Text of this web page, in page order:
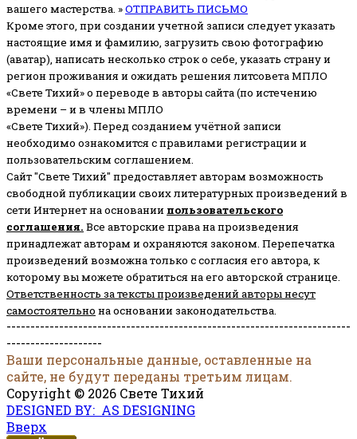
вашего мастерства. »ОТПРАВИТЬ ПИСЬМО
Кроме этого, при создании учетной записи следует указать
настоящие имя и фамилию, загрузить свою фотографию
(аватар), написать несколько строк о себе, указать страну и
регион проживания и ожидать решения литсовета МПЛО
«Свете Тихий» о переводе в авторы сайта (по истечению
времени – и в члены МПЛО
«Свете Тихий»). Перед созданием учётной записи
необходимо ознакомится с правилами регистрации и
пользовательским соглашением.
Сайт "Свете Тихий" предоставляет авторам возможность
свободной публикации своих литературных произведений в
сети Интернет на основании пользовательского
соглашения. Все авторские права на произведения
принадлежат авторам и охраняются законом. Перепечатка
произведений возможна только с согласия его автора, к
которому вы можете обратиться на его авторской странице.
Ответственность за тексты произведений авторы несут
самостоятельно на основании законодательства.
------------------------------------------------------------------------
--------------------
Ваши персональные данные, оставленные на
сайте, не будут переданы третьим лицам.
Copyright © 2026 Свете Тихий
DESIGNED BY: AS DESIGNING
Вверх